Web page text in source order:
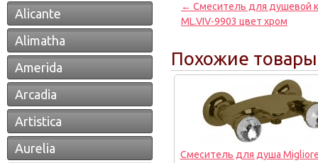
Alicante
Alimatha
Amerida
Arcadia
Artistica
Aurelia
← Смеситель для душевой
ML.VIV-9903 цвет хром
Похожие товары
Смеситель для душа